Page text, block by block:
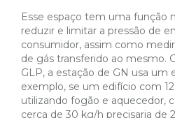
Esse espaço tem uma função
reduzir e limitar a pressão de
consumidor, assim como
de gás transferido ao mesmo.
GLP, a estação de GN usa
exemplo, se um edifício com
utilizando fogão e aquecedor,
cerca de 30 kg/h precisaria de